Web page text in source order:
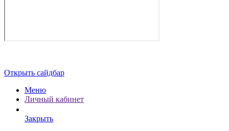
Открыть сайдбар
Меню
Личный кабинет
Закрыть